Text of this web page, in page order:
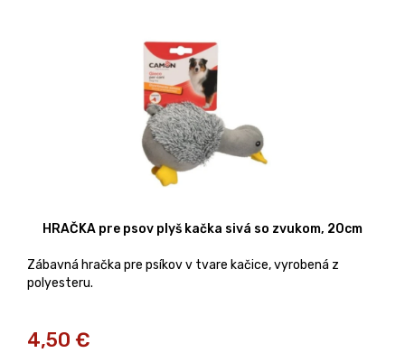
HRAČKA pre psov plyš kačka sivá so zvukom, 20cm
Zábavná hračka pre psíkov v tvare kačice, vyrobená z
polyesteru.
4,50 €